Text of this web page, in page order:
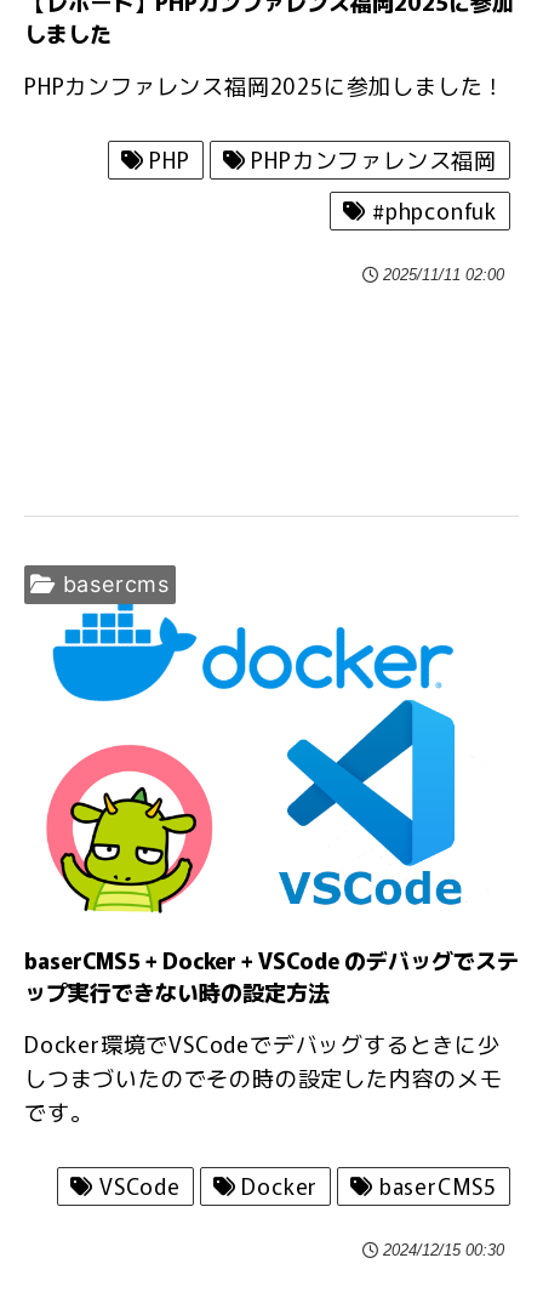
しました
PHPカンファレンス福岡2025に参加しました！
PHP
PHPカンファレンス福岡
#phpconfuk
2025/11/11 02:00
basercms
baserCMS5 + Docker + VSCode のデバッグでステ
ップ実行できない時の設定方法
Docker環境でVSCodeでデバッグするときに少
しつまづいたのでその時の設定した内容のメモ
です。
VSCode Docker baserCMS5
2024/12/15 00:30